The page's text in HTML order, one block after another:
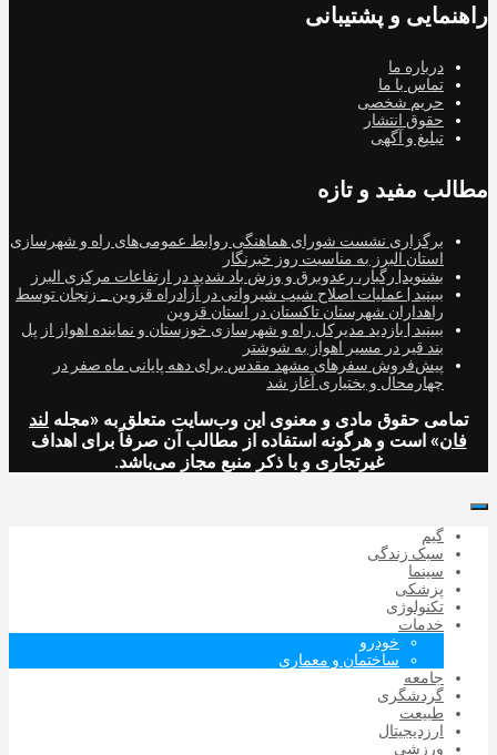
راهنمایی و پشتیبانی
درباره ما
تماس با ما
حریم شخصی
حقوق انتشار
تبلیغ و آگهی
مطالب مفید و تازه
برگزاری نشست شورای هماهنگی روابط عمومی‌های راه و شهرسازی
استان البرز به مناسبت روز خبرنگار
بشنوید| رگبار، رعدوبرق و وزش باد شدید در ارتفاعات مرکزی البرز
ببینید | عملیات اصلاح شیب شیروانی در آزادراه قزوین _ زنجان توسط
راهداران شهرستان تاکستان در استان قزوین
ببینید | بازدید مدیرکل راه و شهرسازی خوزستان و نماینده اهواز از پل
بند قیر در مسیر اهواز به شوشتر
پیش‌فروش سفرهای مشهد مقدس برای دهه پایانی ماه صفر در
چهارمحال و بختیاری آغاز شد
تمامی حقوق مادی و معنوی این وب‌سایت متعلق به «مجله لند
فان» است و هرگونه استفاده از مطالب آن صرفاً برای اهداف
غیرتجاری و با ذکر منبع مجاز می‌باشد.
گیم
سبک زندگی
سینما
پزشکی
تکنولوژی
خدمات
خودرو
ساختمان و معماری
جامعه
گردشگری
طبیعت
ارزدیجیتال‌
ورزشی